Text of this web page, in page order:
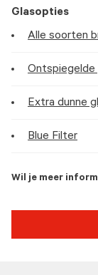
Glasopties
Alle soorten
Ontspiegelde
Extra dunne
Blue Filter
Wil je meer